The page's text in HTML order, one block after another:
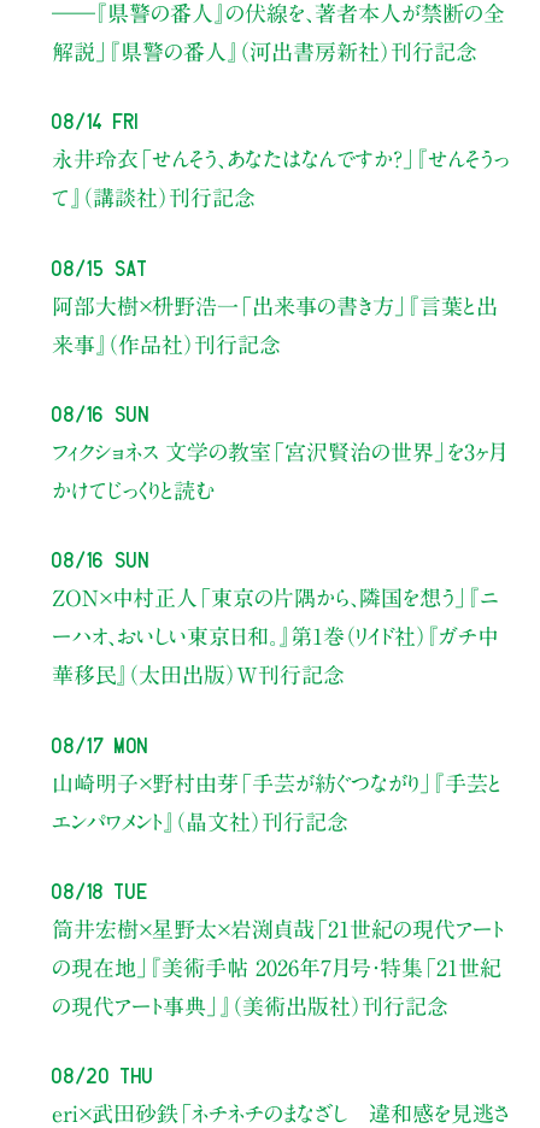
――『県警の番人』の伏線を、著者本人が禁断の全
解説」
『県警の番人』（河出書房新社）刊行記念
08/14 Fri
永井玲衣 「せんそう、あなたはなんですか？」
『せんそうっ
て』（講談社）刊行記念
08/15 Sat
阿部大樹×枡野浩一 「出来事の書き方」
『言葉と出
来事』（作品社）刊行記念
08/16 Sun
フィクショネス 文学の教室 「宮沢賢治の世界」を3ヶ月
かけてじっくりと読む
08/16 Sun
ZON×中村正人 「東京の片隅から、隣国を想う」
『ニ
ーハオ、おいしい東京日和。』第1巻（リイド社） 『ガチ中
華移民』（太田出版）W刊行記念
08/17 Mon
山崎明子×野村由芽 「手芸が紡ぐつながり」
『手芸と
エンパワメント』（晶文社）刊行記念
08/18 Tue
筒井宏樹×星野太×岩渕貞哉 「21世紀の現代アート
の現在地」
『美術手帖 2026年7月号・特集「21世紀
の現代アート事典」』（美術出版社）刊行記念
08/20 Thu
eri×武田砂鉄「ネチネチのまなざし 違和感を見逃さ